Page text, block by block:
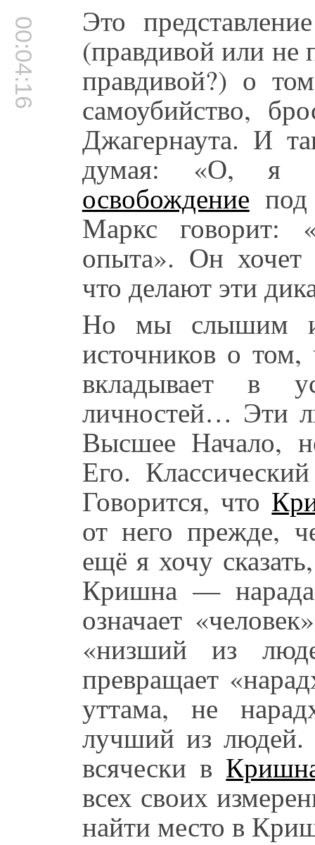
00:04:16 Это
(правдивой или не
правдивой?) о
самоубийство,
Джагернаута. И
думая: «О, я
освобождение
Маркс говорит:
опыта». Он хочет
что делают эти
Но мы слышим
источников о
вкладывает в
личностей… Эти
Высшее Начало,
Его.
Говорится, что
от него прежде,
ещё я хочу
Кришна —
означает
«низший из
превращает
уттама, не
лучший из людей.
всячески в
всех своих
найти место в